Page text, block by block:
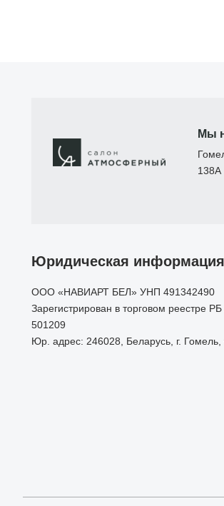
Мы
138А
Юридическая информация
ООО «НАВИАРТ БЕЛ» УНП 491342490
Зарегистрирован в торговом реестре
501209
Юр. адрес: 246028, Беларусь, г. Гомель,